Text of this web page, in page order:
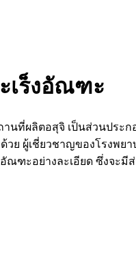
เร็งอัณฑะ
นที่ผลิตอสุจิ เป็นส่วนปร
วย ผู้เชี่ยวชาญของโรงพ
ณฑะอย่างละเอียด ซึ่งจะ